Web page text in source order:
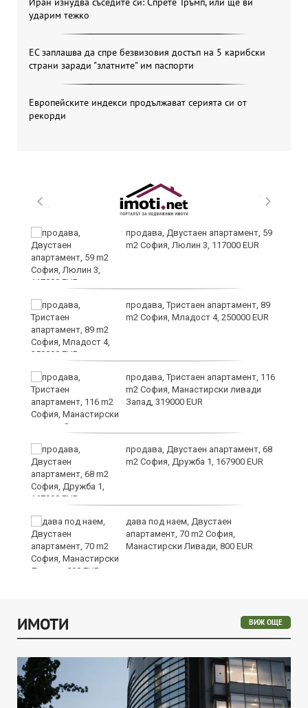
ударим тежко
ЕС заплашва да спре безвизовия достъп на 5 карибски
страни заради "златните" им паспорти
Европейските индекси продължават серията си от
рекорди
продава, Двустаен апартамент, 59
m2 София, Люлин 3, 117000 EUR
продава, Тристаен апартамент, 89
m2 София, Младост 4, 250000 EUR
продава, Тристаен апартамент, 116
m2 София, Манастирски ливади
Запад, 319000 EUR
продава, Двустаен апартамент, 68
m2 София, Дружба 1, 167900 EUR
дава под наем, Двустаен
апартамент, 70 m2 София,
Манастирски Ливади, 800 EUR
ИМОТИ ВИЖ ОЩЕ